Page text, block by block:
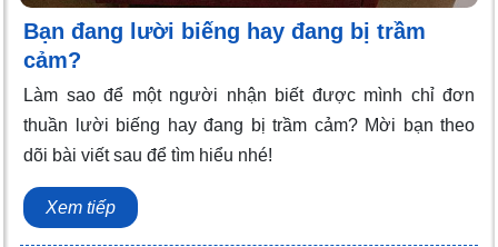
Bạn đang lười biếng hay đang bị trầm
cảm?
Làm sao để một người nhận biết được mình chỉ đơn
thuần lười biếng hay đang bị trầm cảm? Mời bạn theo
dõi bài viết sau để tìm hiểu nhé!
Xem tiếp